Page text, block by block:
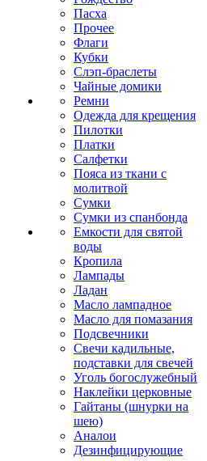
Пасха
Прочее
Флаги
Кубки
Слэп-браслеты
Чайные домики
Ремни
Одежда для крещения
Пилотки
Платки
Салфетки
Пояса из ткани с
молитвой
Сумки
Сумки из спанбонда
Емкости для святой
воды
Кропила
Лампады
Ладан
Масло лампадное
Масло для помазания
Подсвечники
Свечи кадильные,
подставки для свечей
Уголь богослужебный
Наклейки церковные
Гайтаны (шнурки на
шею)
Аналои
Дезинфицирующие